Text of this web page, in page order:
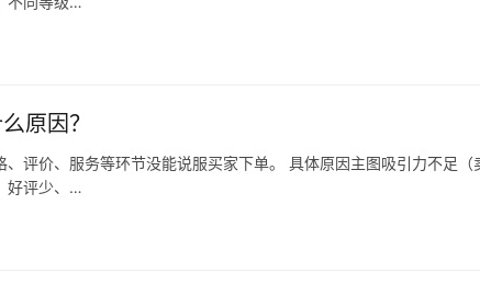
原因？
评价、服务等环节没能说服买家下单。 具体原因主图吸引力不足（
好评少、…